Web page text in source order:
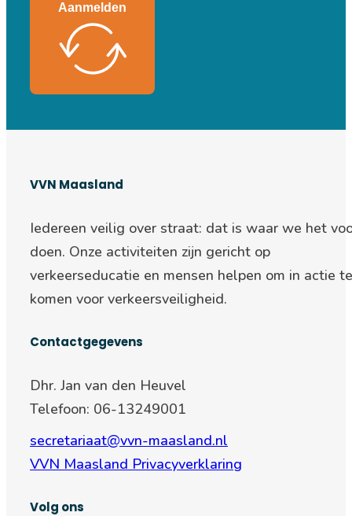
Aanmelden
VVN Maasland
Iedereen veilig over straat: dat is waar we het
doen. Onze activiteiten zijn gericht op
verkeerseducatie en mensen helpen om in actie te
komen voor verkeersveiligheid.
Contactgegevens
Dhr. Jan van den Heuvel
Telefoon: 06-13249001
secretariaat@vvn-maasland.nl
VVN Maasland Privacyverklaring
Volg ons